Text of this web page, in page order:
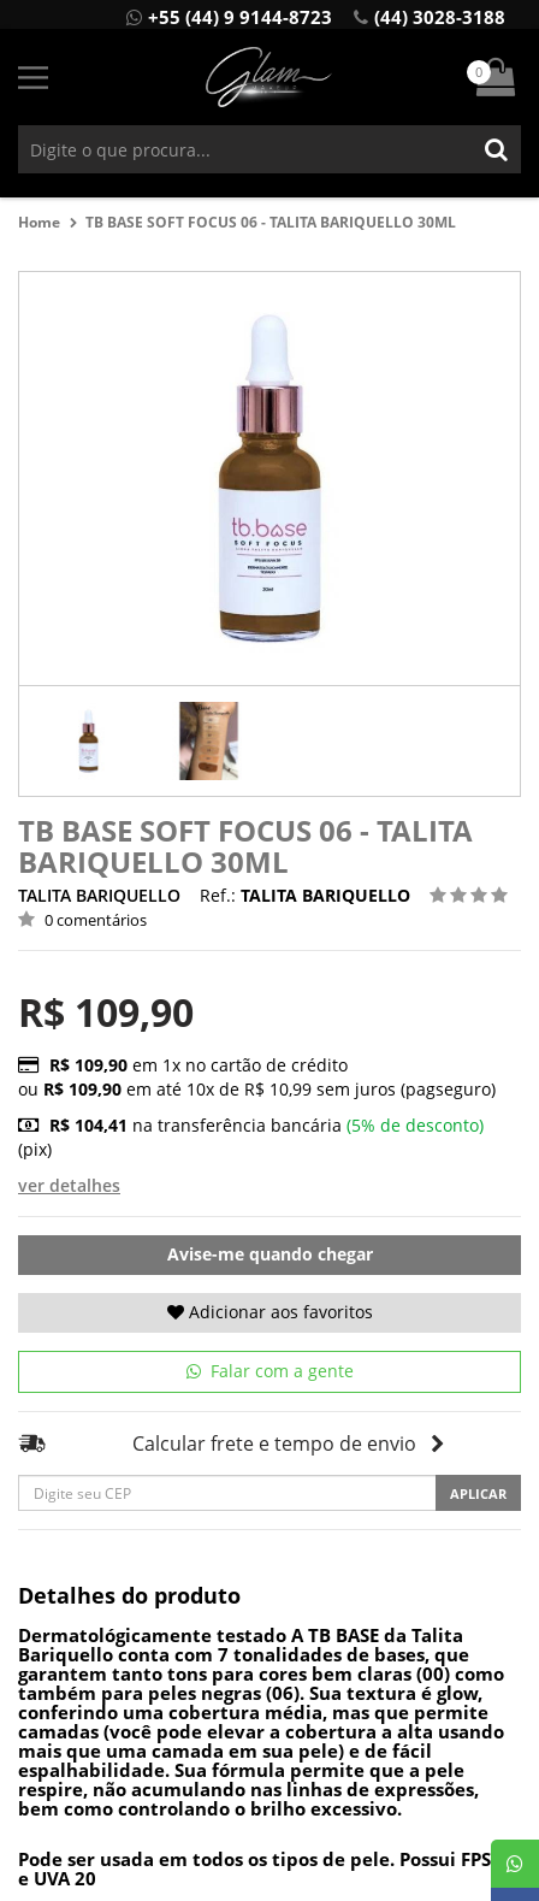
+55 (44) 9 9144-8723 (44) 3028-3188
0
Home TB BASE SOFT FOCUS 06 - TALITA BARIQUELLO 30ML
TB BASE SOFT FOCUS 06 - TALITA
BARIQUELLO 30ML
TALITA BARIQUELLO Ref.: TALITA BARIQUELLO
0 comentários
R$ 109,90
R$ 109,90 em 1x no cartão de crédito
ou R$ 109,90 em até 10x de R$ 10,99 sem juros (pagseguro)
R$ 104,41 na transferência bancária (5% de desconto)
(pix)
ver detalhes
Avise-me quando chegar
Adicionar aos favoritos
Falar com a gente
Calcular frete e tempo de envio
APLICAR
Detalhes do produto
Dermatológicamente testado A TB BASE da Talita
Bariquello conta com 7 tonalidades de bases, que
garantem tanto tons para cores bem claras (00) como
também para peles negras (06). Sua textura é glow,
conferindo uma cobertura média, mas que permite
camadas (você pode elevar a cobertura a alta usando
mais que uma camada em sua pele) e de fácil
espalhabilidade. Sua fórmula permite que a pele
respire, não acumulando nas linhas de expressões,
bem como controlando o brilho excessivo.
Pode ser usada em todos os tipos de pele. Possui FPS 50
e UVA 20